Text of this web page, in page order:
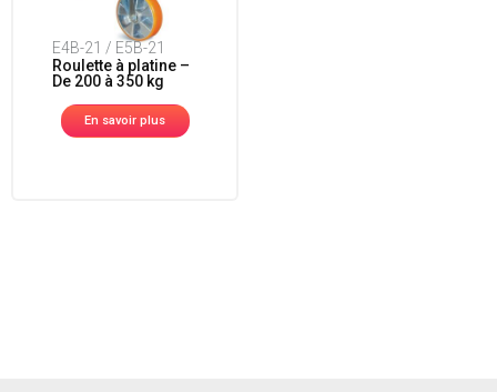
E4B-21 / E5B-21
Roulette à platine –
De 200 à 350 kg
En savoir plus